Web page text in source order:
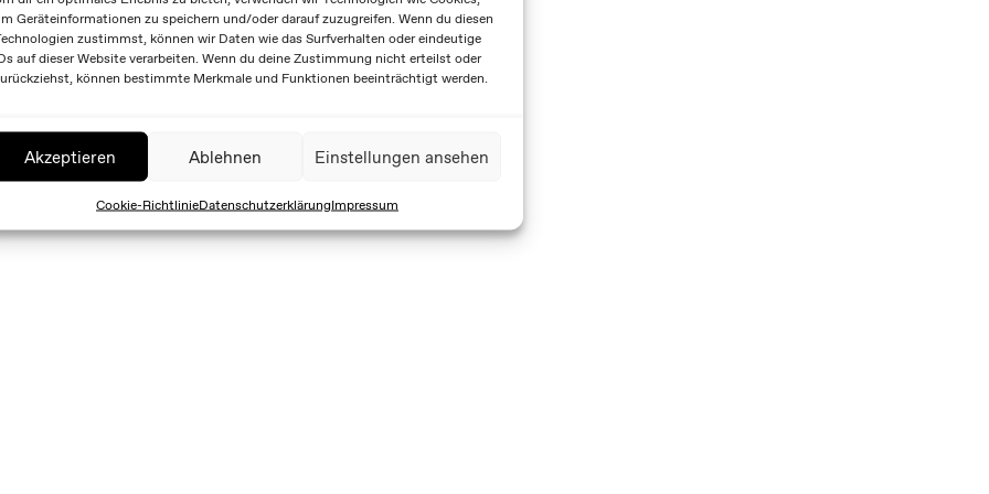
Geräteinformationen zu speichern und/oder darauf zuzugreifen. Wenn du diesen
zustimmst, können wir Daten wie das Surfverhalten oder eindeutige
auf dieser Website verarbeiten. Wenn du deine Zustimmung nicht erteilst oder
können bestimmte Merkmale und Funktionen beeinträchtigt werden.
Akzeptieren Ablehnen Einstellungen ansehen
Cookie-RichtlinieDatenschutzerklärungImpressum